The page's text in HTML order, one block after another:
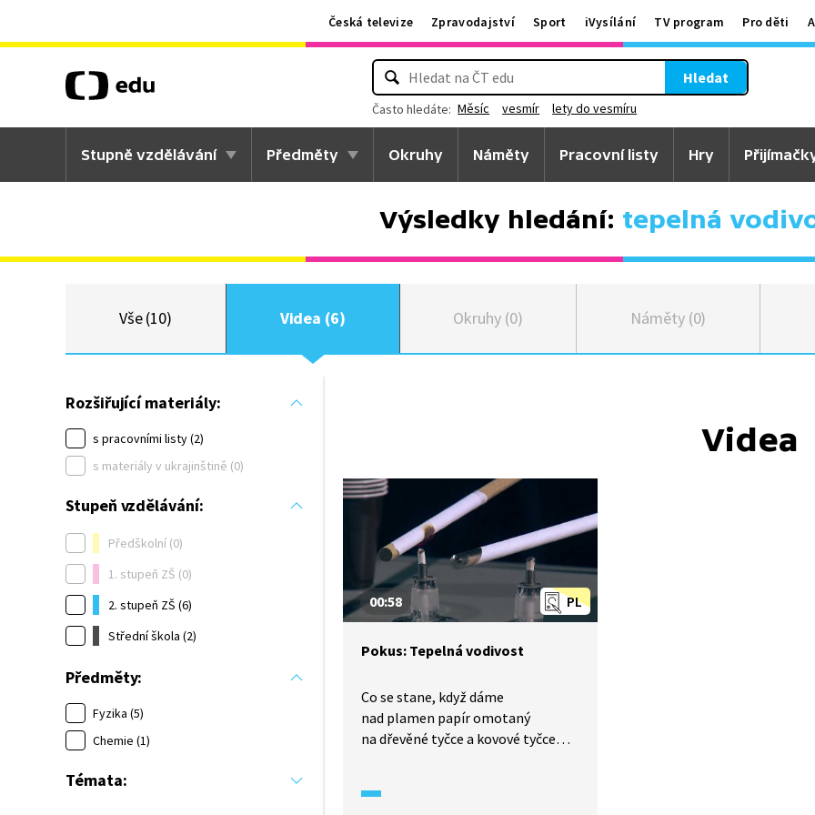
Česká televize Zpravodajství Sport iVysílání TV program Pro děti
Hledat
Často hledáte: Měsíc vesmír lety do vesmíru
Stupně vzdělávání Předměty Okruhy Náměty Pracovní listy Hry
Výsledky hledání: tepelná
Vše (10) Videa (6) Okruhy (0) Náměty (0)
Rozšiřující materiály:
s pracovními listy (2)
s materiály v ukrajinštině (0)
Stupeň vzdělávání:
Předškolní (0)
1. stupeň ZŠ (0)
2. stupeň ZŠ (6)
Střední škola (2)
Předměty:
Fyzika (5)
Chemie (1)
Témata:
Videa
PL
00:58
Pokus: Tepelná vodivost
Co se stane, když dáme
nad plamen papír omotaný
na dřevěné tyčce a kovové tyčce
dříve hořet na dřevěné tyčce. Kov